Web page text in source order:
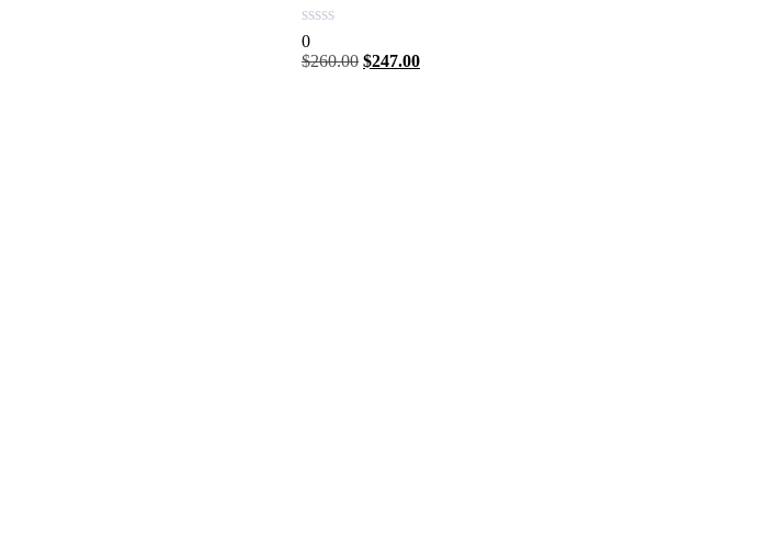
0
$260.00 $247.00